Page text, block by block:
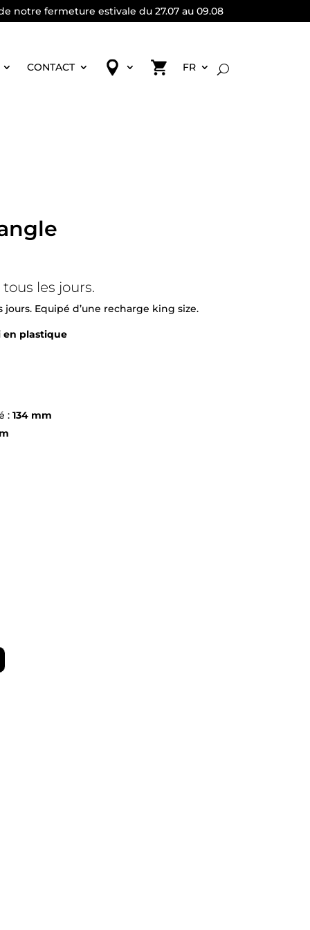
notre fermeture estivale du 27.07 au 09.08
CONTACT FR
les jours.
Equipé d’une recharge king size.
en plastique
: 134 mm